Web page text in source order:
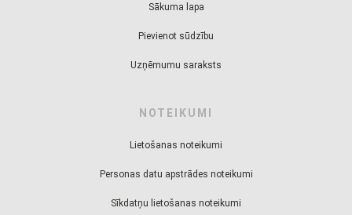
Sākuma lapa
Pievienot sūdzību
Uzņēmumu saraksts
NOTEIKUMI
Lietošanas noteikumi
Personas datu apstrādes noteikumi
Sīkdatņu lietošanas noteikumi